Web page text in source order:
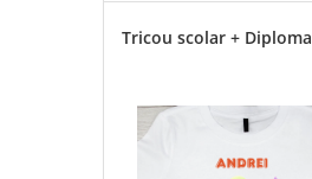
Tricou scolar + Diploma